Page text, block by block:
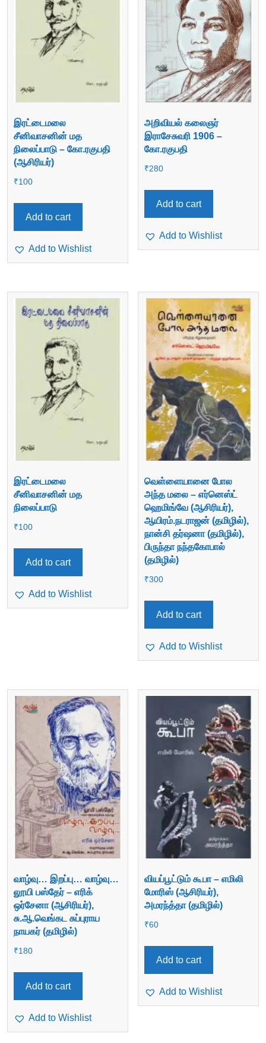
இரட்டைமலை
சீனிவாசனின் மத
நிலைப்பாடு – கோ.ரகுபதி
(ஆசிரியர்)
₹100
Add to cart
Add to Wishlist
அறிவியல் கலைஞர்
இராசேசுவரி 1906 –
கோ.ரகுபதி
₹280
Add to cart
Add to Wishlist
இரட்டைமலை
சீனிவாசனின் மத
நிலைப்பாடு
₹100
Add to cart
Add to Wishlist
வெள்ளையானை போல
அந்த மலை – எர்னெஸ்ட்
ஹெமிங்வே (ஆசிரியர்),
ஆயிரம்.நடராஜன் (தமிழில்),
நான்சி தர்ஷனா (தமிழில்),
பிருந்தா நந்தகோபால்
(தமிழில்)
₹300
Add to cart
Add to Wishlist
வாழ்வு… இறப்பு… வாழ்வு…
லூயி பஸ்தேர் – எரிக்
ஒர்சேனா (ஆசிரியர்),
சு.ஆ.வெங்கட சுப்புராய
நாயகர் (தமிழில்)
₹180
Add to cart
Add to Wishlist
வியப்பூட்டும் கூபா – எமிலி
மோரிஸ் (ஆசிரியர்),
அமரந்த்தா (தமிழில்)
₹60
Add to cart
Add to Wishlist